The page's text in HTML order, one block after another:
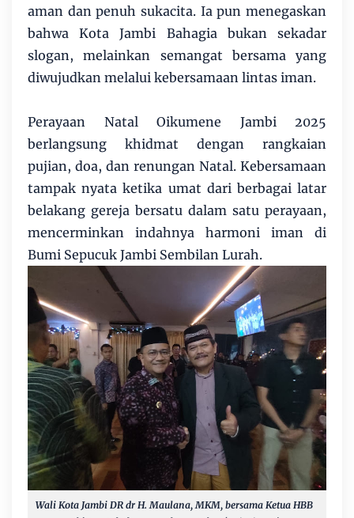
aman dan penuh sukacita. Ia pun menegaskan
bahwa Kota Jambi Bahagia bukan sekadar
slogan, melainkan semangat bersama yang
diwujudkan melalui kebersamaan lintas iman.
Perayaan Natal Oikumene Jambi 2025
berlangsung khidmat dengan rangkaian
pujian, doa, dan renungan Natal. Kebersamaan
tampak nyata ketika umat dari berbagai latar
belakang gereja bersatu dalam satu perayaan,
mencerminkan indahnya harmoni iman di
Bumi Sepucuk Jambi Sembilan Lurah.
Wali Kota Jambi DR dr H. Maulana, MKM, bersama Ketua HBB